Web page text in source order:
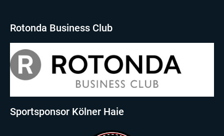
Rotonda Business Club
Sportsponsor Kölner Haie